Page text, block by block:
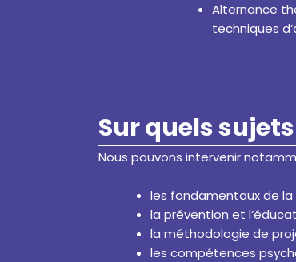
Alternance
techniques
Sur quels sujets
Nous pouvons intervenir
les fondamentaux de
la prévention et
la méthodologie de
les compétences